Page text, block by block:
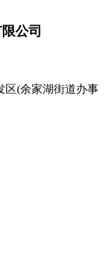
公司
(余家湖街道办事